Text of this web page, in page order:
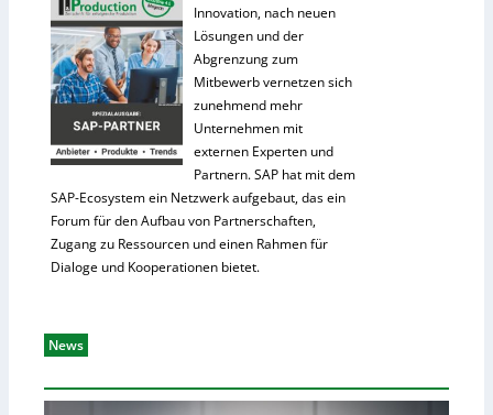
Innovation, nach neuen
Lösungen und der
Abgrenzung zum
Mitbewerb vernetzen sich
zunehmend mehr
Unternehmen mit
externen Experten und
Partnern. SAP hat mit dem
SAP-Ecosystem ein Netzwerk aufgebaut, das ein
Forum für den Aufbau von Partnerschaften,
Zugang zu Ressourcen und einen Rahmen für
Dialoge und Kooperationen bietet.
News